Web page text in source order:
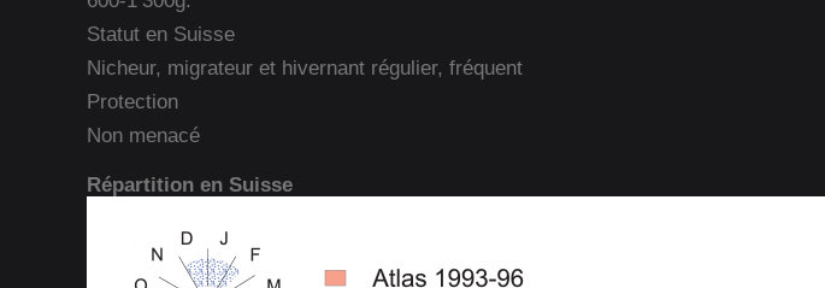
Statut en Suisse
Nicheur, migrateur et hivernant régulier, fréquent
Protection
Non menacé
Répartition en Suisse